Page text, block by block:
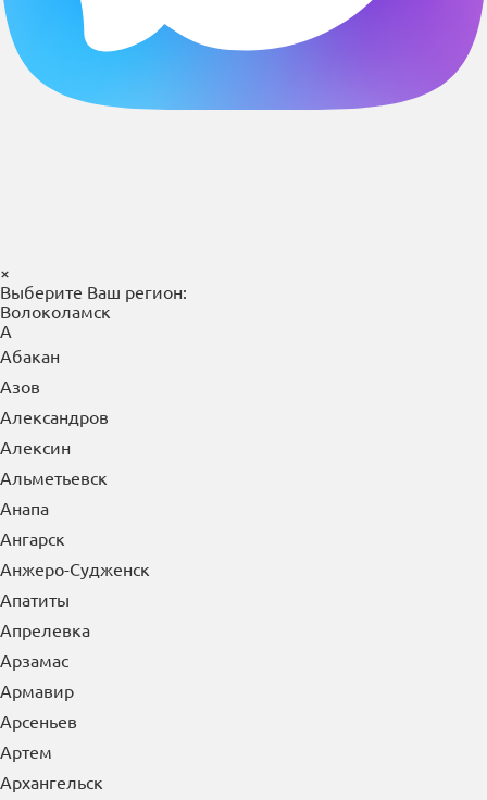
×
Выберите Ваш регион:
Волоколамск
А
Абакан
Азов
Александров
Алексин
Альметьевск
Анапа
Ангарск
Анжеро-Судженск
Апатиты
Апрелевка
Арзамас
Армавир
Арсеньев
Артем
Архангельск